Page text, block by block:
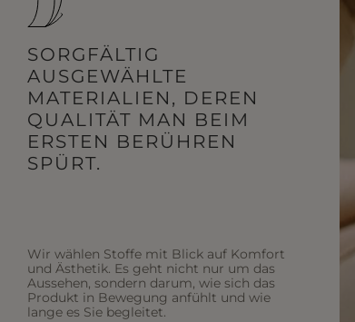
SORGFÄLTIG
AUSGEWÄHLTE
MATERIALIEN, DEREN
QUALITÄT MAN BEIM
ERSTEN BERÜHREN
SPÜRT.
Wir wählen Stoffe mit Blick auf Komfort
und Ästhetik. Es geht nicht nur um das
Aussehen, sondern darum, wie sich das
Produkt in Bewegung anfühlt und wie
lange es Sie begleitet.